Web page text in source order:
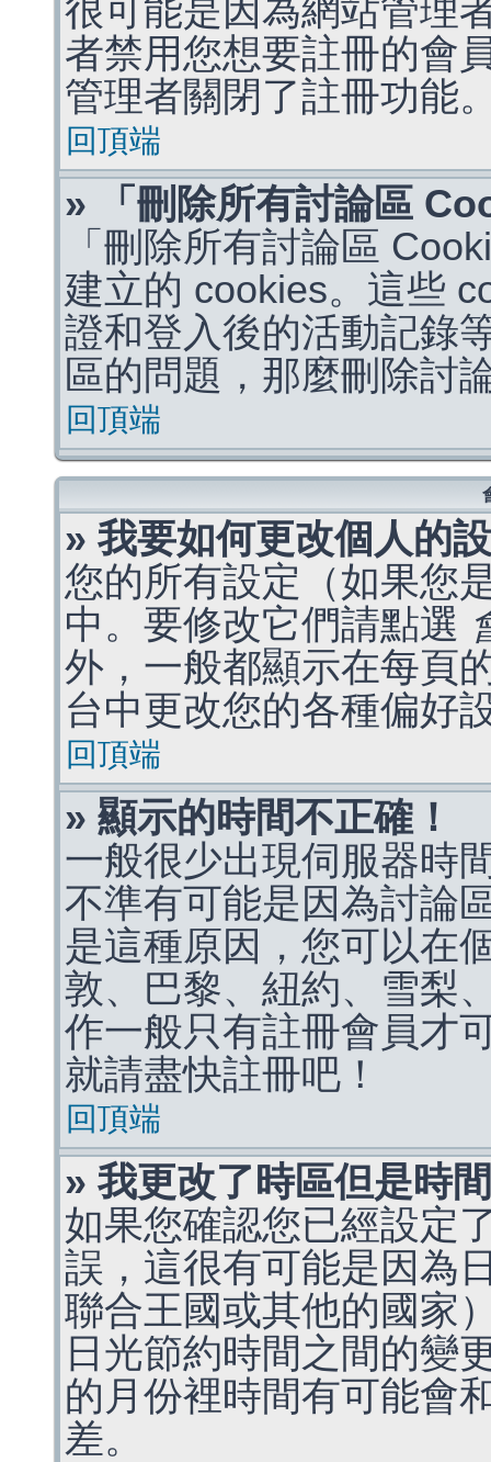
很可能是因為網站管理
者禁用您想要註冊的會
管理者關閉了註冊功能
回頂端
» 「刪除所有討論區
「刪除所有討論區
建立的 cookies。這些
證和登入後的活動記錄
區的問題，那麼刪除討
回頂端
» 我要如何更改個人的
您的所有設定（如果您
中。要修改它們請點選
外，一般都顯示在每頁
台中更改您的各種偏好
回頂端
» 顯示的時間不正確！
一般很少出現伺服器時
不準有可能是因為討論
是這種原因，您可以在
敦、巴黎、紐約、雪梨
作一般只有註冊會員才
就請盡快註冊吧！
回頂端
» 我更改了時區但是時
如果您確認您已經設定
誤，這很有可能是因為
聯合王國或其他的國家
日光節約時間之間的變
的月份裡時間有可能會
差。